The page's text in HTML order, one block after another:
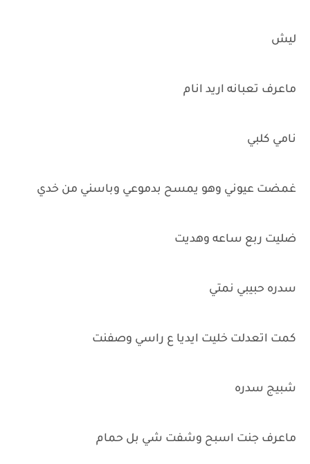
ليش
ماعرف تعبانه اريد انام
نامي كلبي
غمضت عيوني وهو يمسح بدموعي وباسني من خدي
ضليت ربع ساعه وهديت
سدره حبيبي نمتي
كمت اتعدلت خليت ايديا ع راسي وصفنت
شبيج سدره
ماعرف جنت اسبح وشفت شي بل حمام